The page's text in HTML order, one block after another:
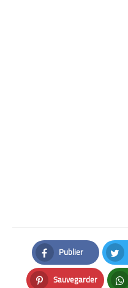
Publier
Facebook
Sauvegarder